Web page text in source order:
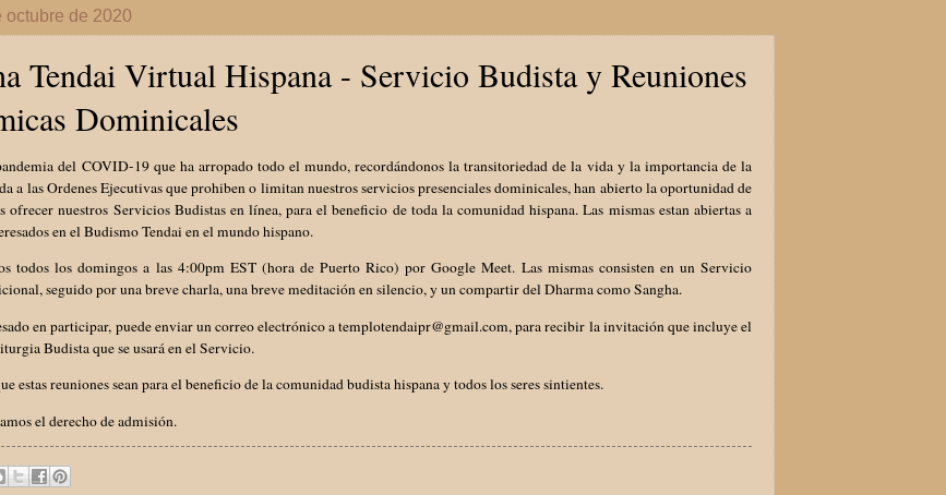
octubre de 2020
Tendai Virtual Hispana - Servicio Budista y Reuniones
Dominicales
del COVID-19 que ha arropado todo el mundo, recordándonos la transitoriedad de la vida y la importancia de la
a las Ordenes Ejecutivas que prohiben o limitan nuestros servicios presenciales dominicales, han abierto la oportunidad de
ofrecer nuestros Servicios Budistas en línea, para el beneficio de toda la comunidad hispana. Las mismas estan abiertas a
en el Budismo Tendai en el mundo hispano.
todos los domingos a las 4:00pm EST (hora de Puerto Rico) por Google Meet. Las mismas consisten en un Servicio
seguido por una breve charla, una breve meditación en silencio, y un compartir del Dharma como Sangha.
en participar, puede enviar un correo electrónico a templotendaipr@gmail.com, para recibir la invitación que incluye el
Budista que se usará en el Servicio.
estas reuniones sean para el beneficio de la comunidad budista hispana y todos los seres sintientes.
el derecho de admisión.